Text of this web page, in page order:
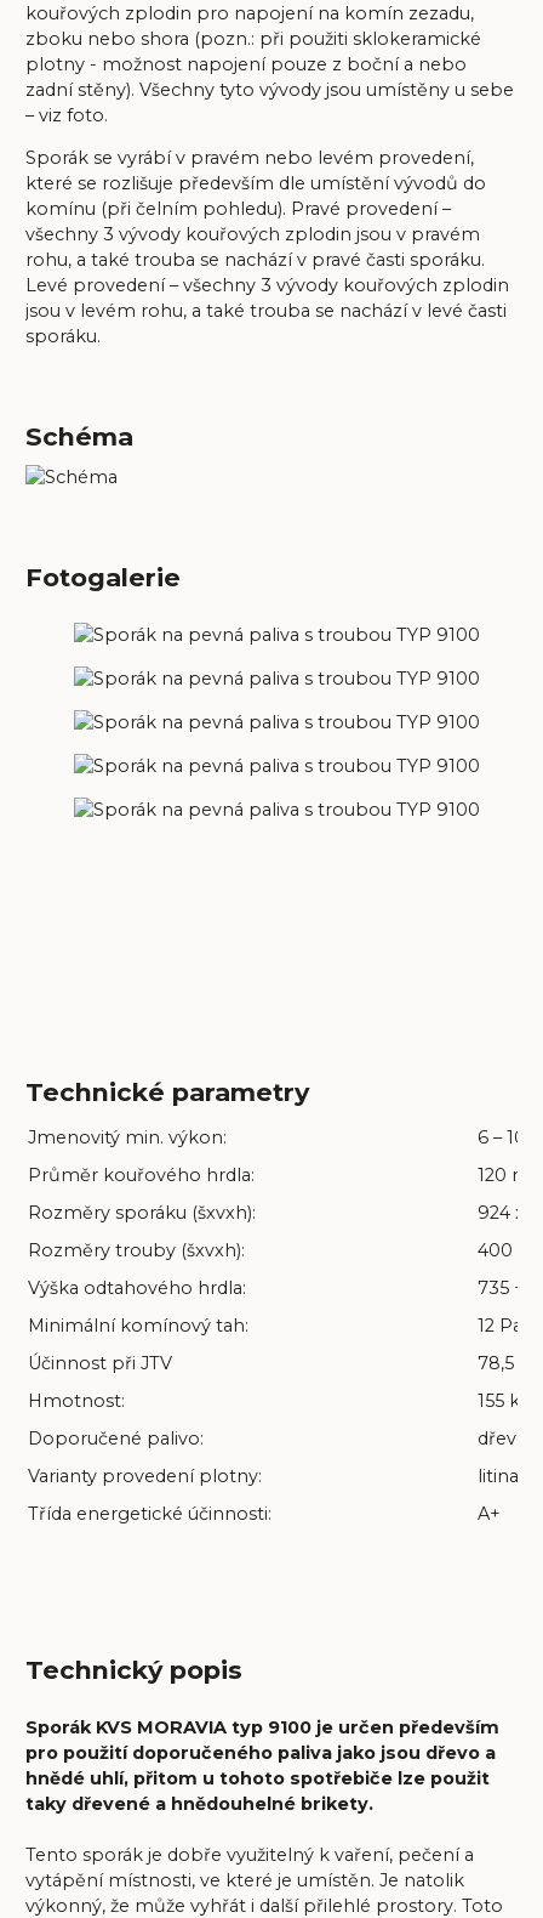
kouřových zplodin pro napojení na komín zezadu,
zboku nebo shora (pozn.: při použiti sklokeramické
plotny - možnost napojení pouze z boční a nebo
zadní stěny). Všechny tyto vývody jsou umístěny u sebe
– vizfoto.
Sporák se vyrábí v pravém nebo levém provedení,
které se rozlišuje především dle umístění vývodů do
komínu (při čelním pohledu). Pravé provedení –
všechny 3 vývody kouřových zplodin jsou v pravém
rohu, a také trouba se nachází v pravé časti sporáku.
Levé provedení – všechny 3 vývody kouřových zplodin
jsou v levém rohu, a také trouba se nachází v levé časti
sporáku.
Schéma
Fotogalerie
Technické parametry
Jmenovitý min. výkon:
6 – 10
Průměr kouřového hrdla:
120
Rozměry sporáku (šxvxh):
924 x
Rozměry trouby (šxvxh):
400 x
Výška odtahového hrdla:
735 +-
Minimální komínový tah:
12 Pa
Účinnost při JTV
78,5 %
Hmotnost:
155 kg
Doporučené palivo:
dřevo
Varianty provedení plotny:
litina +
Třída energetické účinnosti:
A+
Technický popis
Sporák KVS MORAVIA typ 9100 je určen především
pro použití doporučeného paliva jako jsou dřevo a
hnědé uhlí, přitom u tohoto spotřebiče lze použit
taky dřevené a hnědouhelné brikety.
Tento sporák je dobře využitelný k vaření, pečení a
vytápění místnosti, ve které je umístěn. Je natolik
výkonný, že může vyhřát i další přilehlé prostory. Toto